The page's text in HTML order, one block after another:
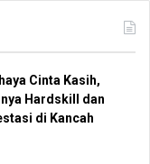
Cinta Kasih,
Hardskill dan
di Kancah